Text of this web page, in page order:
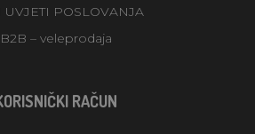
UVJETI POSLOVANJA
B2B – veleprodaja
RAČUN